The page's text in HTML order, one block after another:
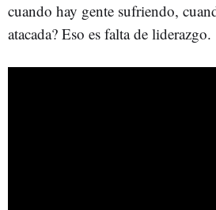
cuando hay gente sufriendo,
atacada? Eso es falta de liderazgo.